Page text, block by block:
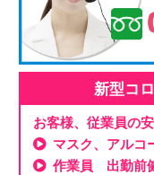
新型コ
お客様、従業員の
マスク、アルコ
作業員 出勤前